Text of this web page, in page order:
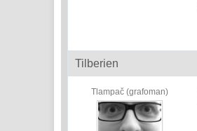
Tilberien
Tlampač (grafoman)